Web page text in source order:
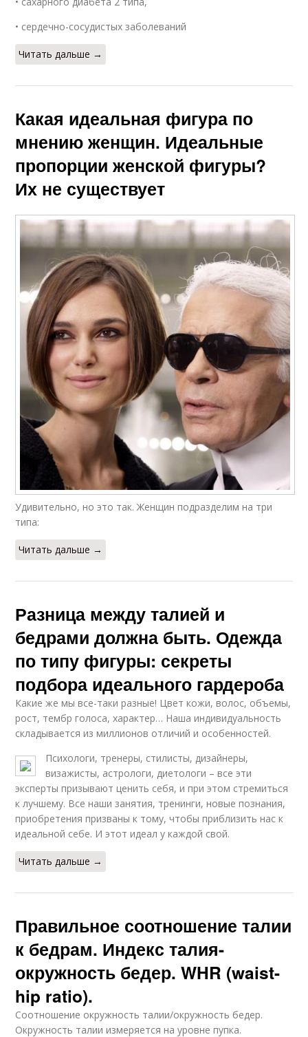
• сердечно-сосудистых заболеваний
Читать дальше →
Какая идеальная фигура по
мнению женщин. Идеальные
пропорции женской фигуры?
Их не существует
Удивительно, но это так. Женщин подразделим на три
типа:
Читать дальше →
Разница между талией и
бедрами должна быть. Одежда
по типу фигуры: секреты
подбора идеального гардероба
Какие же мы все-таки разные! Цвет кожи, волос, объемы,
рост, тембр голоса, характер… Наша индивидуальность
складывается из миллионов отличий и особенностей.
Психологи, тренеры, стилисты, дизайнеры,
визажисты, астрологи, диетологи – все эти
эксперты призывают ценить себя, и при этом стремиться
к лучшему. Все наши занятия, тренинги, новые познания,
приобретения призваны к тому, чтобы приблизить нас к
идеальной себе. И этот идеал у каждой свой.
Читать дальше →
Правильное соотношение талии
к бедрам. Индекс талия-
окружность бедер. WHR (waist-
hip ratio).
Соотношение окружность талии/окружность бедер.
Окружность талии измеряется на уровне пупка.